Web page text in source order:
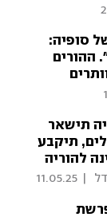
סופיה:
ההורים
תישאר
תיקבע
להוריה
11.05.25